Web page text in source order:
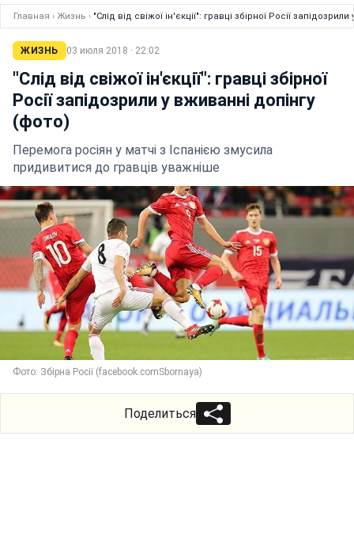
Главная › Жизнь › "Слід від свіжої ін'єкції": гравці збірної Росії
ЖИЗНЬ 03 июля 2018 · 22:02
"Слід від свіжої ін'єкції": гравці збірної
Росії запідозрили у вживанні допінгу
(фото)
Перемога росіян у матчі з Іспанією змусила
придивитися до гравців уважніше
Фото: Збірна Росії (facebook.comSbornaya)
Поделиться